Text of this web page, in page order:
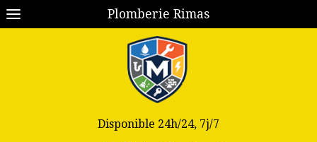
Plomberie Rimas
Disponible 24h/24, 7j/7